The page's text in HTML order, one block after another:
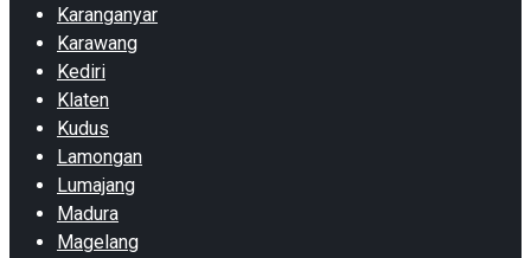
Karanganyar
Karawang
Kediri
Klaten
Kudus
Lamongan
Lumajang
Madura
Magelang